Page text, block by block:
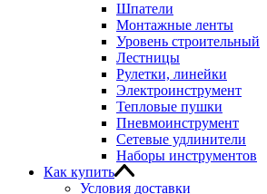
Шпатели
Монтажные ленты
Уровень строительный
Лестницы
Рулетки, линейки
Электроинструмент
Тепловые пушки
Пневмоинструмент
Сетевые удлинители
Наборы инструментов
Как купить
Условия доставки